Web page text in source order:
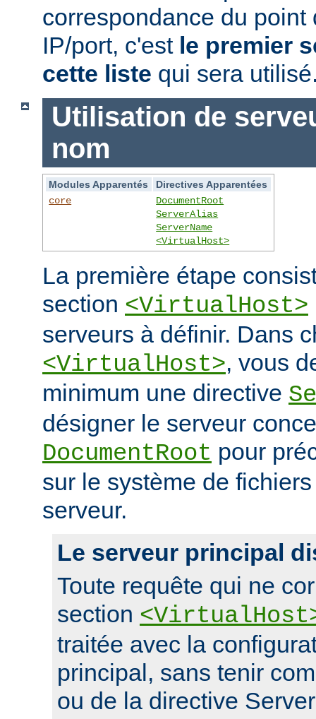
correspondance du point
IP/port, c'est le premier
cette liste qui sera
Utilisation de
nom
Modules Apparentés
Directives Apparentées
core
DocumentRoot
ServerAlias
ServerName
<VirtualHost>
La première étape
section <VirtualHost>
serveurs à définir. Dans
<VirtualHost>, vous
minimum une directive
désigner le serveur
DocumentRoot pour
sur le système de
serveur.
Le serveur principal
Toute requête qui ne
section
traitée avec la
principal, sans tenir
ou de la directive